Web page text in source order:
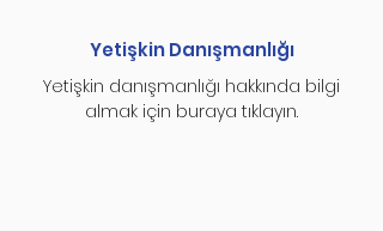
Yetişkin Danışmanlığı
Yetişkin danışmanlığı hakkında bilgi
almak için buraya tıklayın.